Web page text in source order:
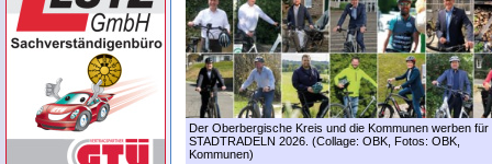
Der Oberbergische Kreis und die Kommunen werben für
STADTRADELN 2026. (Collage: OBK, Fotos: OBK,
Kommunen)